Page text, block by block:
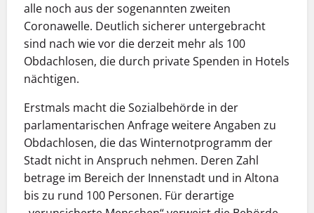
alle noch aus der sogenannten zweiten
Coronawelle. Deutlich sicherer untergebracht
sind nach wie vor die derzeit mehr als 100
Obdachlosen, die durch private Spenden in Hotels
nächtigen.
Erstmals macht die Sozialbehörde in der
parlamentarischen Anfrage weitere Angaben zu
Obdachlosen, die das Winternotprogramm der
Stadt nicht in Anspruch nehmen. Deren Zahl
betrage im Bereich der Innenstadt und in Altona
bis zu rund 100 Personen. Für derartige